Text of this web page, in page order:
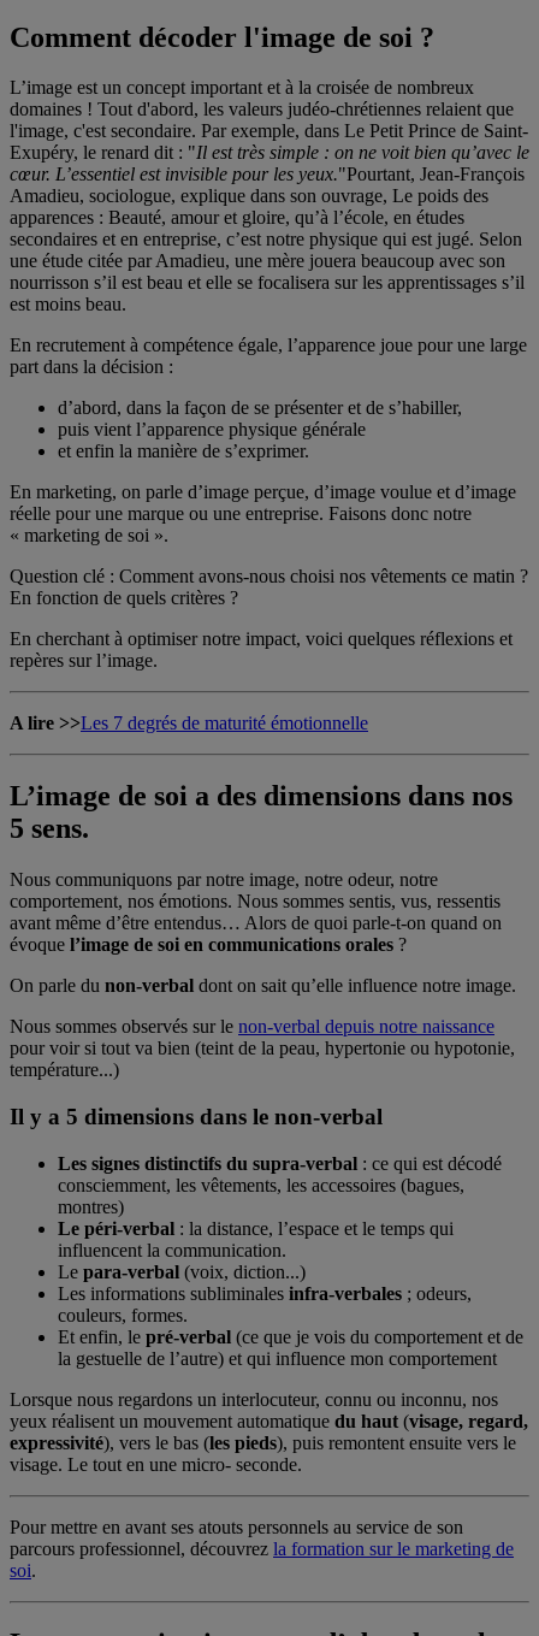
Comment décoder l'image de soi ?
L’image est un concept important et à la croisée de nombreux
domaines ! Tout d'abord, les valeurs judéo-chrétiennes relaient que
l'image, c'est secondaire. Par exemple, dans Le Petit Prince de Saint-
Exupéry, le renard dit : "Il est très simple : on ne voit bien qu’avec le
cœur. L’essentiel est invisible pour les yeux."Pourtant, Jean-François
Amadieu, sociologue, explique dans son ouvrage, Le poids des
apparences : Beauté, amour et gloire, qu’à l’école, en études
secondaires et en entreprise, c’est notre physique qui est jugé. Selon
une étude citée par Amadieu, une mère jouera beaucoup avec son
nourrisson s’il est beau et elle se focalisera sur les apprentissages s’il
est moins beau.
En recrutement à compétence égale, l’apparence joue pour une large
part dans la décision :
d’abord, dans la façon de se présenter et de s’habiller,
puis vient l’apparence physique générale
et enfin la manière de s’exprimer.
En marketing, on parle d’image perçue, d’image voulue et d’image
réelle pour une marque ou une entreprise. Faisons donc notre
« marketing de soi ».
Question clé : Comment avons-nous choisi nos vêtements ce matin ?
En fonction de quels critères ?
En cherchant à optimiser notre impact, voici quelques réflexions et
repères sur l’image.
A lire >>Les 7 degrés de maturité émotionnelle
L’image de soi a des dimensions dans nos
5 sens.
Nous communiquons par notre image, notre odeur, notre
comportement, nos émotions. Nous sommes sentis, vus, ressentis
avant même d’être entendus… Alors de quoi parle-t-on quand on
évoque l’image de soi en communications orales ?
On parle du non-verbal dont on sait qu’elle influence notre image.
Nous sommes observés sur le non-verbal depuis notre naissance
pour voir si tout va bien (teint de la peau, hypertonie ou hypotonie,
température...)
Il y a 5 dimensions dans le non-verbal
Les signes distinctifs du supra-verbal : ce qui est décodé
consciemment, les vêtements, les accessoires (bagues,
montres)
Le péri-verbal : la distance, l’espace et le temps qui
influencent la communication.
Le para-verbal (voix, diction...)
Les informations subliminales infra-verbales ; odeurs,
couleurs, formes.
Et enfin, le pré-verbal (ce que je vois du comportement et de
la gestuelle de l’autre) et qui influence mon comportement
Lorsque nous regardons un interlocuteur, connu ou inconnu, nos
yeux réalisent un mouvement automatique du haut (visage, regard,
expressivité), vers le bas (les pieds), puis remontent ensuite vers le
visage. Le tout en une micro- seconde.
Pour mettre en avant ses atouts personnels au service de son
parcours professionnel, découvrez la formation sur le marketing de
soi.